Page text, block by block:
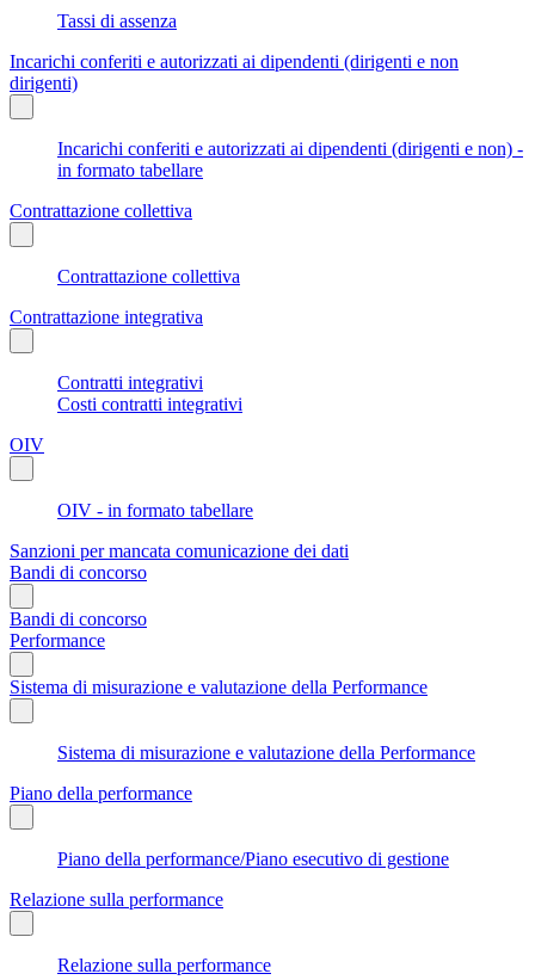
Tassi di assenza
Incarichi conferiti e autorizzati ai dipendenti (dirigenti e non
dirigenti)
Incarichi conferiti e autorizzati ai dipendenti (dirigenti e non) -
in formato tabellare
Contrattazione collettiva
Contrattazione collettiva
Contrattazione integrativa
Contratti integrativi
Costi contratti integrativi
OIV
OIV - in formato tabellare
Sanzioni per mancata comunicazione dei dati
Bandi di concorso
Bandi di concorso
Performance
Sistema di misurazione e valutazione della Performance
Sistema di misurazione e valutazione della Performance
Piano della performance
Piano della performance/Piano esecutivo di gestione
Relazione sulla performance
Relazione sulla performance